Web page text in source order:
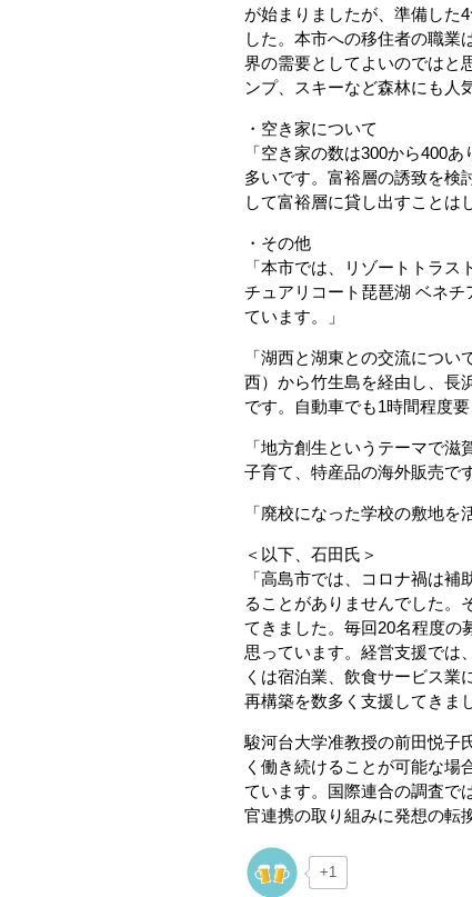
が始まりましたが、準備した
した。本市への移住者の職業
界の需要としてよいのではと
ンプ、スキーなど森林にも人
・空き家について
「空き家の数は300から400
多いです。富裕層の誘致を検
して富裕層に貸し出すことは
・その他
「本市では、リゾートトラ
チュアリコート琵琶湖 ベネチ
ています。」
「湖西と湖東との交流につ
西）から竹生島を経由し、長
です。自動車でも1時間程度要
「地方創生というテーマで
子育て、特産品の海外販売で
「廃校になった学校の敷地を
＜以下、石田氏＞
「高島市では、コロナ禍は
ることがありませんでした。
てきました。毎回20名程度の
思っています。経営支援では
くは宿泊業、飲食サービス業
再構築を数多く支援してきま
駿河台大学准教授の前田悦子
く働き続けることが可能な場
ています。国際連合の調査で
官連携の取り組みに発想の転
+1